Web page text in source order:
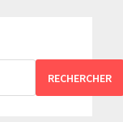
RECHERCHER